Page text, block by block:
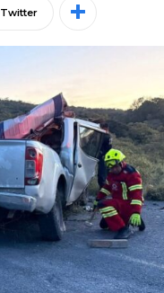
Twitter